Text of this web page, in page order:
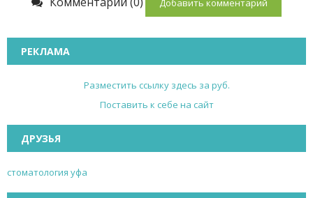
Добавить комментарий
РЕКЛАМА
Разместить ссылку здесь за руб.
Поставить к себе на сайт
ДРУЗЬЯ
стоматология уфа